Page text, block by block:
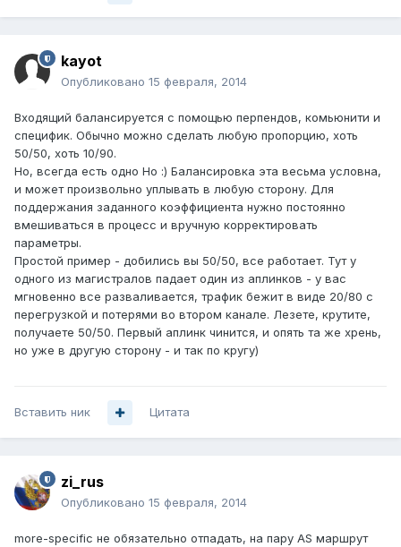
kayot
Опубликовано 15 февраля, 2014
Входящий балансируется с помощью перпендов, комьюнити и
специфик. Обычно можно сделать любую пропорцию, хоть
50/50, хоть 10/90.
Но, всегда есть одно Но :) Балансировка эта весьма условна,
и может произвольно уплывать в любую сторону. Для
поддержания заданного коэффициента нужно постоянно
вмешиваться в процесс и вручную корректировать
параметры.
Простой пример - добились вы 50/50, все работает. Тут у
одного из магистралов падает один из аплинков - у вас
мгновенно все разваливается, трафик бежит в виде 20/80 с
перегрузкой и потерями во втором канале. Лезете, крутите,
получаете 50/50. Первый аплинк чинится, и опять та же хрень,
но уже в другую сторону - и так по кругу)
Вставить ник Цитата
zi_rus
Опубликовано 15 февраля, 2014
more-specific не обязательно отпадать, на пару AS маршрут